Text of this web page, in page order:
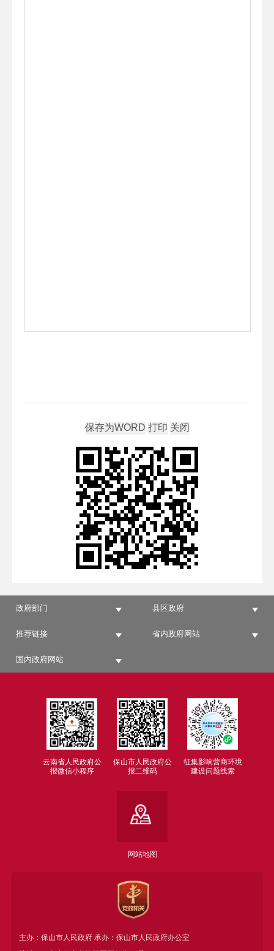
政府部门 县区政府
推荐链接 省内政府网站
国内政府网站
云南省人民政府公
报微信小程序
保山市人民政府公
报二维码
征集影响营商环境
建设问题线索
网站地图
主办：保山市人民政府 承办：保山市人民政府办公室